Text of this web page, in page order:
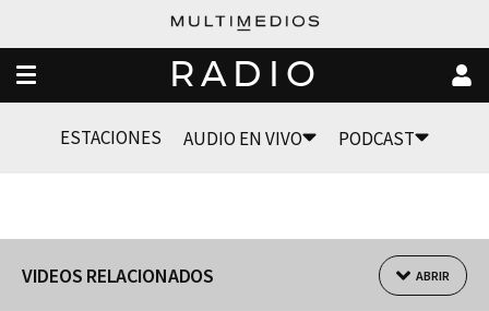
RADIO
ESTACIONES AUDIO EN VIVO PODCAST
VIDEOS RELACIONADOS ABRIR